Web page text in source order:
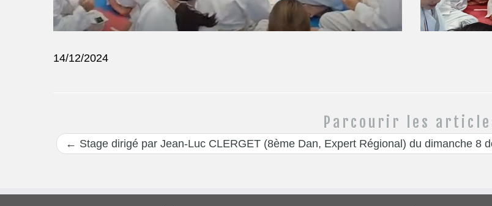
14/12/2024
Parcourir les
← Stage dirigé par Jean-Luc CLERGET (8ème Dan, Expert Régional) du dimanche 8